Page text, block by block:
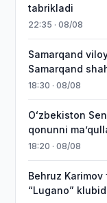
tabrikladi
22:35 · 08/08
Samarqand
Samarqand
18:30 · 08/08
Oʻzbekiston
qonunni
18:20 · 08/08
Behruz
“Lugano”